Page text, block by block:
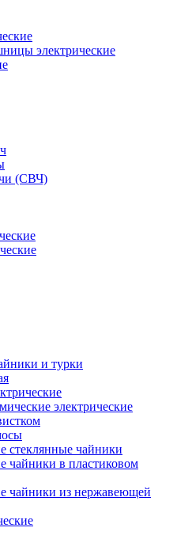
электрические
(СВЧ)
и турки
электрические
стеклянные чайники
чайники в пластиковом
чайники из нержавеющей